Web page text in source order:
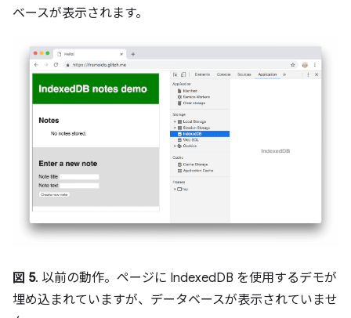
ベースが表示されます。
図 5. 以前の動作。ページに IndexedDB を使用するデモが
埋め込まれていますが、データベースが表示されていませ